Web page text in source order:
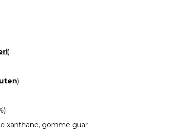
)
)
xanthane, gomme guar